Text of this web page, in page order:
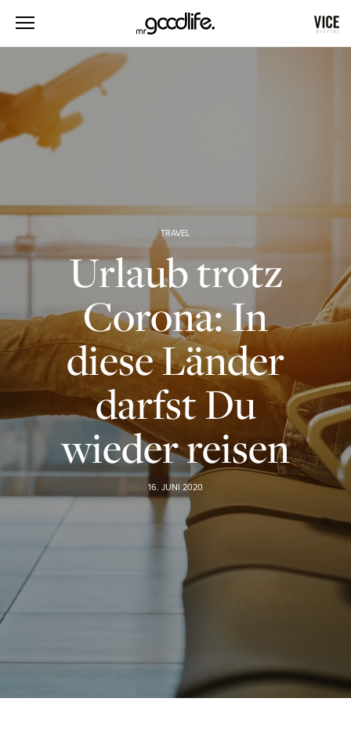
TRAVEL
Urlaub trotz
Corona: In
diese Länder
darfst Du
wieder reisen
16. JUNI 2020